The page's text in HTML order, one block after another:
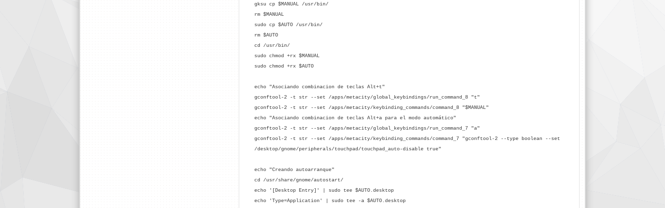
gksu cp $MANUAL /usr/bin/
rm $MANUAL
sudo cp $AUTO /usr/bin/
rm $AUTO
cd /usr/bin/
sudo chmod +rx $MANUAL
sudo chmod +rx $AUTO
echo "Asociando combinacion de teclas Alt+t"
gconftool-2 -t str --set /apps/metacity/global_keybindings/run_command_8 "t"
gconftool-2 -t str --set /apps/metacity/keybinding_commands/command_8 "$MANUAL"
echo "Asociando combinacion de teclas Alt+a para el modo automático"
gconftool-2 -t str --set /apps/metacity/global_keybindings/run_command_7 "a"
gconftool-2 -t str --set /apps/metacity/keybinding_commands/command_7 "gconftool-2 --type boolean --set
/desktop/gnome/peripherals/touchpad/touchpad_auto-disable true"
echo "Creando autoarranque"
cd /usr/share/gnome/autostart/
echo '[Desktop Entry]' | sudo tee $AUTO.desktop
echo 'Type=Application' | sudo tee -a $AUTO.desktop